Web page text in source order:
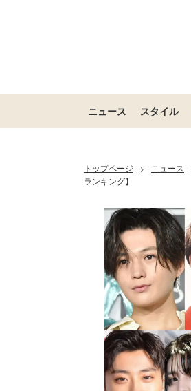
ニュース スタイル
トップページ > ニュース
ランキング】